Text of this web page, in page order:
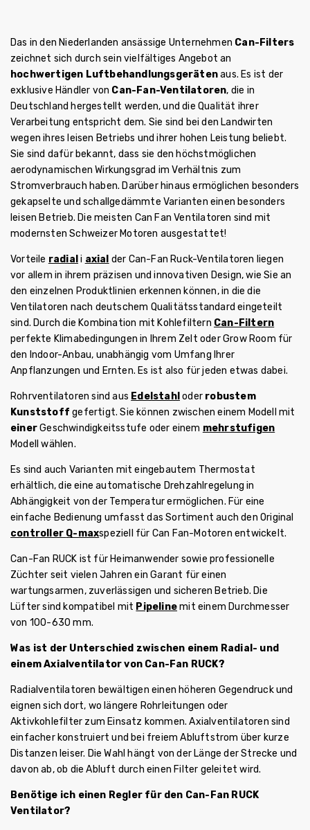
Das in den Niederlanden ansässige Unternehmen Can-Filters
zeichnet sich durch sein vielfältiges Angebot an
hochwertigen Luftbehandlungsgerätenaus. Es ist der
exklusive Händler von Can-Fan-Ventilatoren, die in
Deutschland hergestellt werden, und die Qualität ihrer
Verarbeitung entspricht dem. Sie sind bei den Landwirten
wegen ihres leisen Betriebs und ihrer hohen Leistung beliebt.
Sie sind dafür bekannt, dass sie den höchstmöglichen
aerodynamischen Wirkungsgrad im Verhältnis zum
Stromverbrauch haben. Darüber hinaus ermöglichen besonders
gekapselte und schallgedämmte Varianten einen besonders
leisen Betrieb. Die meisten Can Fan Ventilatoren sind mit
modernsten Schweizer Motoren ausgestattet!
Vorteile radial i axial der Can-Fan Ruck-Ventilatoren liegen
vor allem in ihrem präzisen und innovativen Design, wie Sie an
den einzelnen Produktlinien erkennen können, in die die
Ventilatoren nach deutschem Qualitätsstandard eingeteilt
sind. Durch die Kombination mit Kohlefiltern Can-Filtern
perfekte Klimabedingungen in Ihrem Zelt oder Grow Room für
den Indoor-Anbau, unabhängig vom Umfang Ihrer
Anpflanzungen und Ernten. Es ist also für jeden etwas dabei.
Rohrventilatoren sind aus Edelstahl oder robustem
Kunststoff gefertigt. Sie können zwischen einem Modell mit
einerGeschwindigkeitsstufe oder einem mehrstufigen
Modell wählen.
Es sind auch Varianten mit eingebautem Thermostat
erhältlich, die eine automatische Drehzahlregelung in
Abhängigkeit von der Temperatur ermöglichen. Für eine
einfache Bedienung umfasst das Sortiment auch den Original
controller Q-maxspeziell für Can Fan-Motoren entwickelt.
Can-Fan RUCK ist für Heimanwender sowie professionelle
Züchter seit vielen Jahren ein Garant für einen
wartungsarmen, zuverlässigen und sicheren Betrieb. Die
Lüfter sind kompatibel mit Pipelinemit einem Durchmesser
von 100-630 mm.
Was ist der Unterschied zwischen einem Radial- und
einem Axialventilator von Can-Fan RUCK?
Radialventilatoren bewältigen einen höheren Gegendruck und
eignen sich dort, wo längere Rohrleitungen oder
Aktivkohlefilter zum Einsatz kommen. Axialventilatoren sind
einfacher konstruiert und bei freiem Abluftstrom über kurze
Distanzen leiser. Die Wahl hängt von der Länge der Strecke und
davon ab, ob die Abluft durch einen Filter geleitet wird.
Benötige ich einen Regler für den Can-Fan RUCK
Ventilator?